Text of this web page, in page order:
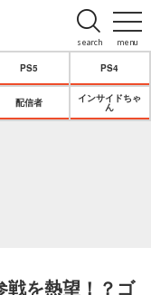
menu
search
PS5 PS4
配信者
インサイドちゃ
ん
戦を熱望！？ゴ